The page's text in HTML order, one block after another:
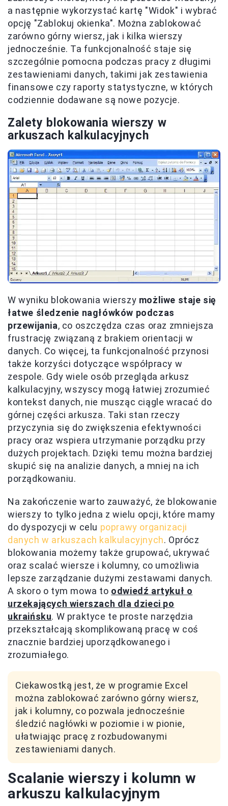
a następnie wykorzystać kartę "Widok" i wybrać
opcję "Zablokuj okienka". Można zablokować
zarówno górny wiersz, jak i kilka wierszy
jednocześnie. Ta funkcjonalność staje się
szczególnie pomocna podczas pracy z długimi
zestawieniami danych, takimi jak zestawienia
finansowe czy raporty statystyczne, w których
codziennie dodawane są nowe pozycje.
Zalety blokowania wierszy w
arkuszach kalkulacyjnych
W wyniku blokowania wierszy możliwe staje się
łatwe śledzenie nagłówków podczas
przewijania, co oszczędza czas oraz zmniejsza
frustrację związaną z brakiem orientacji w
danych. Co więcej, ta funkcjonalność przynosi
także korzyści dotyczące współpracy w
zespole. Gdy wiele osób przegląda arkusz
kalkulacyjny, wszyscy mogą łatwiej zrozumieć
kontekst danych, nie musząc ciągle wracać do
górnej części arkusza. Taki stan rzeczy
przyczynia się do zwiększenia efektywności
pracy oraz wspiera utrzymanie porządku przy
dużych projektach. Dzięki temu można bardziej
skupić się na analizie danych, a mniej na ich
porządkowaniu.
Na zakończenie warto zauważyć, że blokowanie
wierszy to tylko jedna z wielu opcji, które mamy
do dyspozycji w celu poprawy organizacji
danych w arkuszach kalkulacyjnych. Oprócz
blokowania możemy także grupować, ukrywać
oraz scalać wiersze i kolumny, co umożliwia
lepsze zarządzanie dużymi zestawami danych.
A skoro o tym mowa to odwiedź artykuł o
urzekających wierszach dla dzieci po
ukraińsku. W praktyce te proste narzędzia
przekształcają skomplikowaną pracę w coś
znacznie bardziej uporządkowanego i
zrozumiałego.
Ciekawostką jest, że w programie Excel
można zablokować zarówno górny wiersz,
jak i kolumny, co pozwala jednocześnie
śledzić nagłówki w poziomie i w pionie,
ułatwiając pracę z rozbudowanymi
zestawieniami danych.
Scalanie wierszy i kolumn w
arkuszu kalkulacyjnym